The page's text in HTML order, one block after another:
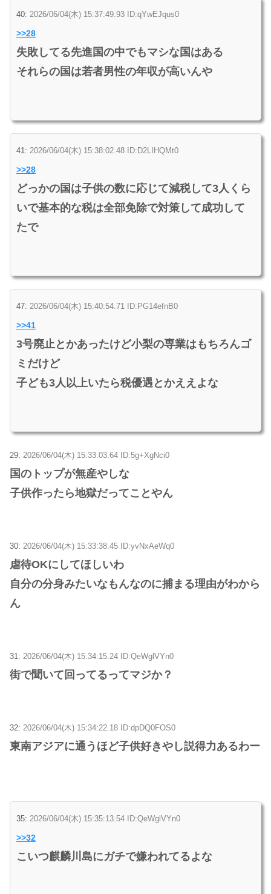
40: 2026/06/04(木) 15:37:49.93 ID:qYwEJqus0
>>28
失敗してる先進国の中でもマシな国はある
それらの国は若者男性の年収が高いんや
41: 2026/06/04(木) 15:38:02.48 ID:D2LIHQMt0
>>28
どっかの国は子供の数に応じて減税して3人くら
いで基本的な税は全部免除で対策して成功して
たで
47: 2026/06/04(木) 15:40:54.71 ID:PG14efnB0
>>41
3号廃止とかあったけど小梨の専業はもちろんゴ
ミだけど
子ども3人以上いたら税優遇とかええよな
29: 2026/06/04(木) 15:33:03.64 ID:5g+XgNci0
国のトップが無産やしな
子供作ったら地獄だってことやん
30: 2026/06/04(木) 15:33:38.45 ID:yvNxAeWq0
虐待OKにしてほしいわ
自分の分身みたいなもんなのに捕まる理由がわから
ん
31: 2026/06/04(木) 15:34:15.24 ID:QeWglVYn0
街で聞いて回ってるってマジか？
32: 2026/06/04(木) 15:34:22.18 ID:dpDQ0FOS0
東南アジアに通うほど子供好きやし説得力あるわー
35: 2026/06/04(木) 15:35:13.54 ID:QeWglVYn0
>>32
こいつ麒麟川島にガチで嫌われてるよな